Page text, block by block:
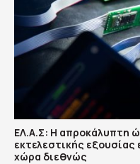
ΕΛ.Α.Σ: Η απροκάλυπτη
εκτελεστικής εξουσίας
χώρα διεθνώς